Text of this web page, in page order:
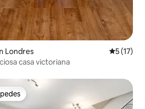
Londres
5 (17)
casa victoriana